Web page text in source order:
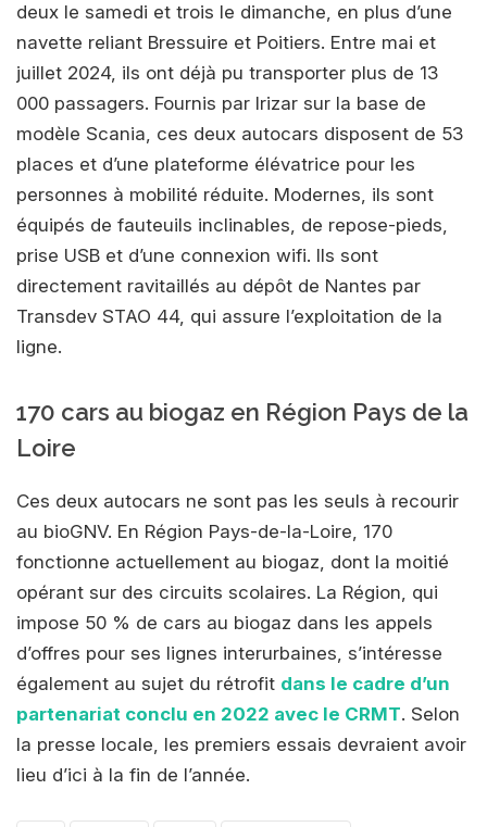
deux le samedi et trois le dimanche, en plus d’une
navette reliant Bressuire et Poitiers. Entre mai et
juillet 2024, ils ont déjà pu transporter plus de 13
000 passagers. Fournis par Irizar sur la base de
modèle Scania, ces deux autocars disposent de 53
places et d’une plateforme élévatrice pour les
personnes à mobilité réduite. Modernes, ils sont
équipés de fauteuils inclinables, de repose-pieds,
prise USB et d’une connexion wifi. Ils sont
directement ravitaillés au dépôt de Nantes par
Transdev STAO 44, qui assure l’exploitation de la
ligne.
170 cars au biogaz en Région Pays de la
Loire
Ces deux autocars ne sont pas les seuls à recourir
au bioGNV. En Région Pays-de-la-Loire, 170
fonctionne actuellement au biogaz, dont la moitié
opérant sur des circuits scolaires. La Région, qui
impose 50 % de cars au biogaz dans les appels
d’offres pour ses lignes interurbaines, s’intéresse
également au sujet du rétrofit dans le cadre d’un
partenariat conclu en 2022 avec le CRMT. Selon
la presse locale, les premiers essais devraient avoir
lieu d’ici à la fin de l’année.